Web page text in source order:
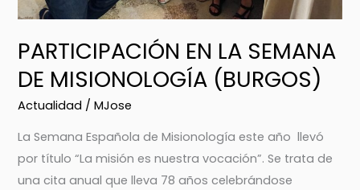
PARTICIPACIÓN EN LA SEMANA
DE MISIONOLOGÍA (BURGOS)
Actualidad /MJose
La Semana Española de Misionología este año llevó
por título “La misión es nuestra vocación”. Se trata de
una cita anual que lleva 78 años celebrándose